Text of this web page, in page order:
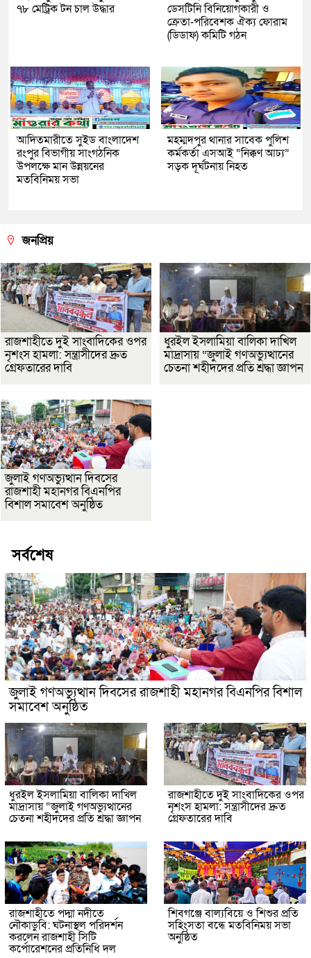
৭৮ মেট্রিক টন চাল উদ্ধার
ডেসটিনি বিনিয়োগকারী ও
ক্রেতা-পরিবেশক ঐক্য ফোরাম
(ডিডাফ) কমিটি গঠন
আদিতমারীতে সুইড বাংলাদেশ
রংপুর বিভাগীয় সাংগঠনিক
উপলক্ষে মান উন্নয়নের
মতবিনিময় সভা
মহম্মদপুর থানার সাবেক পুলিশ
কর্মকর্তা এসআই “নিক্কণ আঢ্য”
সড়ক দূর্ঘটনায় নিহত
জনপ্রিয়
রাজশাহীতে দুই সাংবাদিকের ওপর
নৃশংস হামলা: সন্ত্রাসীদের দ্রুত
গ্রেফতারের দাবি
ধুরইল ইসলামিয়া বালিকা দাখিল
মাদ্রাসায় “জুলাই গণঅভ্যুত্থানের
চেতনা শহীদদের প্রতি শ্রদ্ধা জ্ঞাপন
জুলাই গণঅভ্যুত্থান দিবসের
রাজশাহী মহানগর বিএনপির
বিশাল সমাবেশ অনুষ্ঠিত
সর্বশেষ
জুলাই গণঅভ্যুত্থান দিবসের রাজশাহী মহানগর বিএনপির বিশাল
সমাবেশ অনুষ্ঠিত
ধুরইল ইসলামিয়া বালিকা দাখিল
মাদ্রাসায় “জুলাই গণঅভ্যুত্থানের
চেতনা শহীদদের প্রতি শ্রদ্ধা জ্ঞাপন
রাজশাহীতে দুই সাংবাদিকের ওপর
নৃশংস হামলা: সন্ত্রাসীদের দ্রুত
গ্রেফতারের দাবি
রাজশাহীতে পদ্মা নদীতে
নৌকাডুবি: ঘটনাস্থল পরিদর্শন
করলেন রাজশাহী সিটি
কর্পোরেশনের প্রতিনিধি দল
শিবগঞ্জে বাল্যবিয়ে ও শিশুর প্রতি
সহিংসতা বন্ধে মতবিনিময় সভা
অনুষ্ঠিত